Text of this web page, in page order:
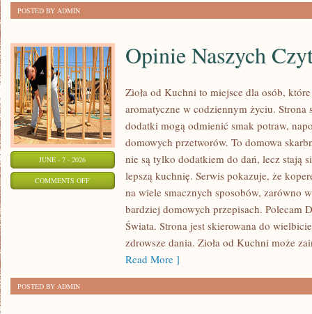
POSTED BY ADMIN
JUNE - 7 - 2026
COMMENTS OFFON
CZYTELNIKÓW
Opinie Naszych
Zioła od Kuchni to miejsce dla osób,
aromatyczne w codziennym życiu.
dodatki mogą odmienić smak potraw,
domowych przetworów. To domowa
nie są tylko dodatkiem do dań, lecz stają
lepszą kuchnię. Serwis pokazuje, że
na wiele smacznych sposobów, zarówno
bardziej domowych przepisach. Polecam
Świata. Strona jest skierowana do
zdrowsze dania. Zioła od Kuchni może
Read More ]
POSTED BY ADMIN